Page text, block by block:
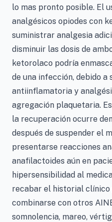
lo mas pronto posible. El
analgésicos opiodes con
suministrar analgesia
disminuir las dosis de
ketorolaco podría
de una infección, debido
antiinflamatoria y
agregación plaquetaria.
la recuperación ocurre
después de suspender el
presentarse reacciones
anafilactoides aún en
hipersensibilidad al
recabar el historial
combinarse con otros
somnolencia, mareo,